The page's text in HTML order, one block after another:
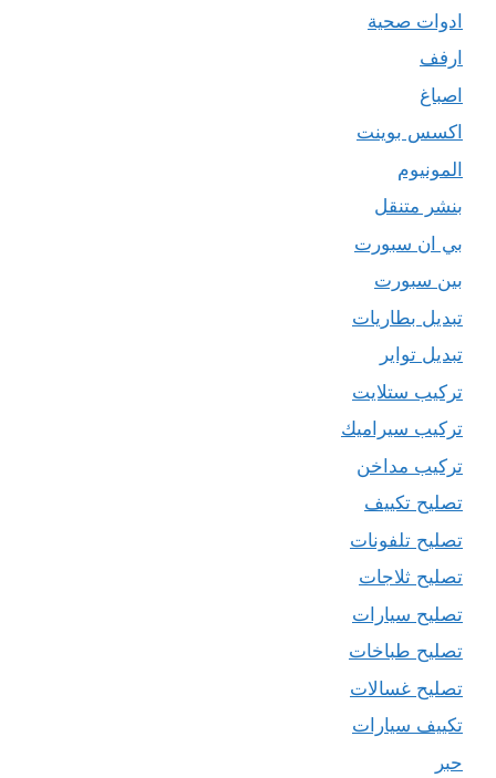
ادوات صحية
ارفف
اصباغ
اكسس بوينت
المونيوم
بنشر متنقل
بي ان سبورت
بين سبورت
تبديل بطاريات
تبديل تواير
تركيب ستلايت
تركيب سيراميك
تركيب مداخن
تصليح تكييف
تصليح تلفونات
تصليح ثلاجات
تصليح سيارات
تصليح طباخات
تصليح غسالات
تكييف سيارات
حبر